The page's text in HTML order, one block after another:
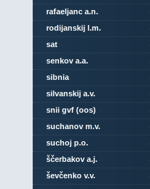
rafaeljanc a.n.
rodijanskij l.m.
sat
senkov a.a.
sibnia
silvanskij a.v.
snii gvf (oos)
suchanov m.v.
suchoj p.o.
ščerbakov a.j.
ševčenko v.v.